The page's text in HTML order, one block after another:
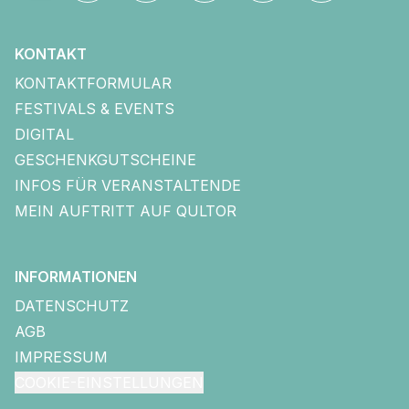
KONTAKT
KONTAKTFORMULAR
FESTIVALS & EVENTS
DIGITAL
GESCHENKGUTSCHEINE
INFOS FÜR VERANSTALTENDE
MEIN AUFTRITT AUF QULTOR
INFORMATIONEN
DATENSCHUTZ
AGB
IMPRESSUM